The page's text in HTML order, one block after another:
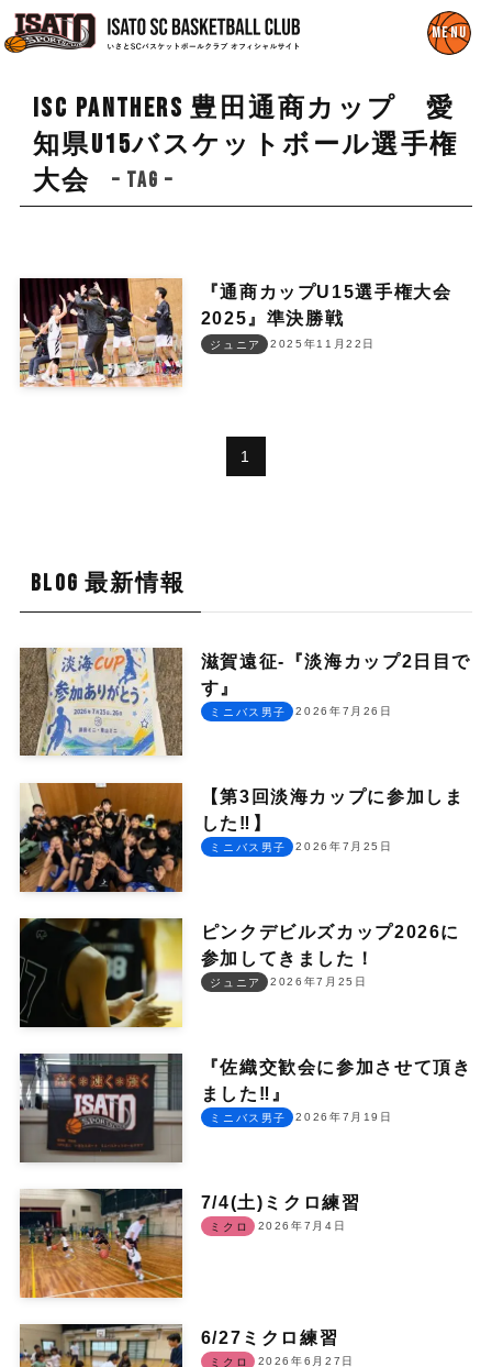
ISC PANTHERS 豊田通商カップ 愛
知県U15バスケットボール選手権
大会
– tag –
『通商カップU15選手権大会
2025』準決勝戦
2025年11月22日
ジュニア
1
BLOG 最新情報
滋賀遠征-『淡海カップ2日目で
す』
2026年7月26日
ミニバス男子
【第3回淡海カップに参加しま
した‼︎】
2026年7月25日
ミニバス男子
ピンクデビルズカップ2026に
参加してきました！
2026年7月25日
ジュニア
『佐織交歓会に参加させて頂き
ました‼︎』
2026年7月19日
ミニバス男子
7/4(土)ミクロ練習
2026年7月4日
ミクロ
6/27ミクロ練習
2026年6月27日
ミクロ